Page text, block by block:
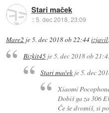
Stari maček
::5. dec 2018, 23:09
Mare2 je5. dec 2018 ob 22:44izjavil
Bizkit45je5. dec 2018 ob
Stari maček je5. dec
Xiaomi
Dobiš ga za 306
Če še dvomiš, si